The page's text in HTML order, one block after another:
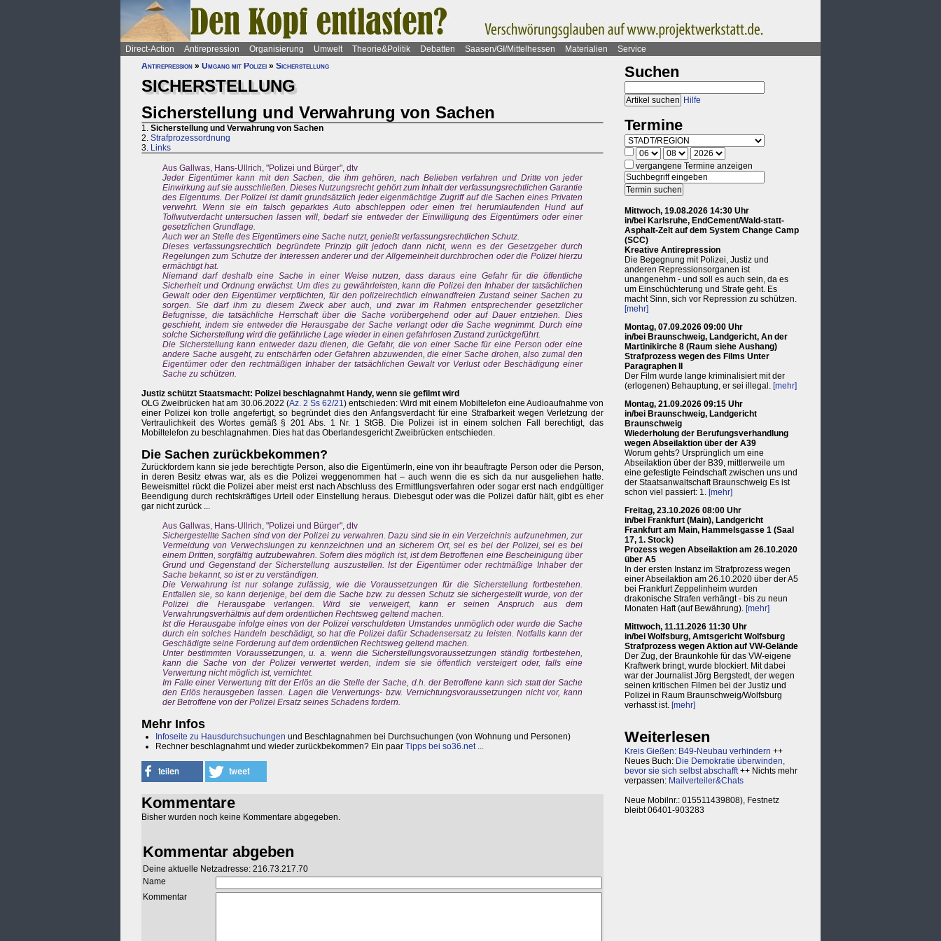
Direct-Action Antirepression Organisierung Umwelt Theorie&Politik Debatten Saasen/GI/Mittelhessen Materialien
Service
Antirepression » Umgang mit Polizei » Sicherstellung
SICHERSTELLUNG
Sicherstellung und Verwahrung von Sachen
1. Sicherstellung und Verwahrung von Sachen
2. Strafprozessordnung
3. Links
Aus Gallwas, Hans-Ullrich, "Polizei und Bürger", dtv
Jeder Eigentümer kann mit den Sachen, die ihm gehören, nach Belieben verfahren und Dritte von jeder
Einwirkung auf sie ausschließen. Dieses Nutzungsrecht gehört zum Inhalt der verfassungsrechtlichen Garantie
des Eigentums. Der Polizei ist damit grundsätzlich jeder eigenmächtige Zugriff auf die Sachen eines Privaten
verwehrt. Wenn sie ein falsch geparktes Auto abschleppen oder einen frei herumlaufenden Hund auf
Tollwutverdacht untersuchen lassen will, bedarf sie entweder der Einwilligung des Eigentümers oder einer
gesetzlichen Grundlage.
Auch wer an Stelle des Eigentümers eine Sache nutzt, genießt verfassungsrechtlichen Schutz.
Dieses verfassungsrechtlich begründete Prinzip gilt jedoch dann nicht, wenn es der Gesetzgeber durch
Regelungen zum Schutze der Interessen anderer und der Allgemeinheit durchbrochen oder die Polizei hierzu
ermächtigt hat.
Niemand darf deshalb eine Sache in einer Weise nutzen, dass daraus eine Gefahr für die öffentliche
Sicherheit und Ordnung erwächst. Um dies zu gewährleisten, kann die Polizei den Inhaber der tatsächlichen
Gewalt oder den Eigentümer verpflichten, für den polizeirechtlich einwandfreien Zustand seiner Sachen zu
sorgen. Sie darf ihm zu diesem Zweck aber auch, und zwar im Rahmen entsprechender gesetzlicher
Befugnisse, die tatsächliche Herrschaft über die Sache vorübergehend oder auf Dauer entziehen. Dies
geschieht, indem sie entweder die Herausgabe der Sache verlangt oder die Sache wegnimmt. Durch eine
solche Sicherstellung wird die gefährliche Lage wieder in einen gefahrlosen Zustand zurückgeführt.
Die Sicherstellung kann entweder dazu dienen, die Gefahr, die von einer Sache für eine Person oder eine
andere Sache ausgeht, zu entschärfen oder Gefahren abzuwenden, die einer Sache drohen, also zumal den
Eigentümer oder den rechtmäßigen Inhaber der tatsächlichen Gewalt vor Verlust oder Beschädigung einer
Sache zu schützen.
Justiz schützt Staatsmacht: Polizei beschlagnahmt Handy, wenn sie gefilmt wird
OLG Zweibrücken hat am 30.06.2022 (Az. 2 Ss 62/21) entschieden: Wird mit einem Mobiltelefon eine Audioaufnahme von
einer Polizei kon trolle angefertigt, so begründet dies den Anfangsverdacht für eine Strafbarkeit wegen Verletzung der
Vertraulichkeit des Wortes gemäß § 201 Abs. 1 Nr. 1 StGB. Die Polizei ist in einem solchen Fall berechtigt, das
Mobiltelefon zu beschlagnahmen. Dies hat das Oberlandesgericht Zweibrücken entschieden.
Die Sachen zurückbekommen?
Zurückfordern kann sie jede berechtigte Person, also die EigentümerIn, eine von ihr beauftragte Person oder die Person,
in deren Besitz etwas war, als es die Polizei weggenommen hat – auch wenn die es sich da nur ausgeliehen hatte.
Beweismittel rückt die Polizei aber meist erst nach Abschluss des Ermittlungsverfahren oder sogar erst nach endgültiger
Beendigung durch rechtskräftiges Urteil oder Einstellung heraus. Diebesgut oder was die Polizei dafür hält, gibt es eher
gar nicht zurück ...
Aus Gallwas, Hans-Ullrich, "Polizei und Bürger", dtv
Sichergestellte Sachen sind von der Polizei zu verwahren. Dazu sind sie in ein Verzeichnis aufzunehmen, zur
Vermeidung von Verwechslungen zu kennzeichnen und an sicherem Ort, sei es bei der Polizei, sei es bei
einem Dritten, sorgfältig aufzubewahren. Sofern dies möglich ist, ist dem Betroffenen eine Bescheinigung über
Grund und Gegenstand der Sicherstellung auszustellen. Ist der Eigentümer oder rechtmäßige Inhaber der
Sache bekannt, so ist er zu verständigen.
Die Verwahrung ist nur solange zulässig, wie die Voraussetzungen für die Sicherstellung fortbestehen.
Entfallen sie, so kann derjenige, bei dem die Sache bzw. zu dessen Schutz sie sichergestellt wurde, von der
Polizei die Herausgabe verlangen. Wird sie verweigert, kann er seinen Anspruch aus dem
Verwahrungsverhältnis auf dem ordentlichen Rechtsweg geltend machen.
Ist die Herausgabe infolge eines von der Polizei verschuldeten Umstandes unmöglich oder wurde die Sache
durch ein solches Handeln beschädigt, so hat die Polizei dafür Schadensersatz zu leisten. Notfalls kann der
Geschädigte seine Forderung auf dem ordentlichen Rechtsweg geltend machen.
Unter bestimmten Voraussetzungen, u. a. wenn die Sicherstellungsvoraussetzungen ständig fortbestehen,
kann die Sache von der Polizei verwertet werden, indem sie sie öffentlich versteigert oder, falls eine
Verwertung nicht möglich ist, vernichtet.
Im Falle einer Verwertung tritt der Erlös an die Stelle der Sache, d.h. der Betroffene kann sich statt der Sache
den Erlös herausgeben lassen. Lagen die Verwertungs- bzw. Vernichtungsvoraussetzungen nicht vor, kann
der Betroffene von der Polizei Ersatz seines Schadens fordern.
Mehr Infos
Infoseite zu Hausdurchsuchungen und Beschlagnahmen bei Durchsuchungen (von Wohnung und Personen)
Rechner beschlagnahmt und wieder zurückbekommen? Ein paar Tipps bei so36.net ...
Kommentare
Bisher wurden noch keine Kommentare abgegeben.
Kommentar abgeben
Deine aktuelle Netzadresse: 216.73.217.70
Name
Kommentar
Suchen
Hilfe
Termine
vergangene Termine anzeigen
Mittwoch, 19.08.2026 14:30 Uhr
in/bei Karlsruhe, EndCement/Wald-statt-
Asphalt-Zelt auf dem System Change Camp
(SCC)
Kreative Antirepression
Die Begegnung mit Polizei, Justiz und
anderen Repressionsorganen ist
unangenehm - und soll es auch sein, da es
um Einschüchterung und Strafe geht. Es
macht Sinn, sich vor Repression zu schützen.
[mehr]
Montag, 07.09.2026 09:00 Uhr
in/bei Braunschweig, Landgericht, An der
Martinikirche 8 (Raum siehe Aushang)
Strafprozess wegen des Films Unter
Paragraphen II
Der Film wurde lange kriminalisiert mit der
(erlogenen) Behauptung, er sei illegal. [mehr]
Montag, 21.09.2026 09:15 Uhr
in/bei Braunschweig, Landgericht
Braunschweig
Wiederholung der Berufungsverhandlung
wegen Abseilaktion über der A39
Worum gehts? Ursprünglich um eine
Abseilaktion über der B39, mittlerweile um
eine gefestigte Feindschaft zwischen uns und
der Staatsanwaltschaft Braunschweig Es ist
schon viel passiert: 1. [mehr]
Freitag, 23.10.2026 08:00 Uhr
in/bei Frankfurt (Main), Landgericht
Frankfurt am Main, Hammelsgasse 1 (Saal
17, 1. Stock)
Prozess wegen Abseilaktion am 26.10.2020
über A5
In der ersten Instanz im Strafprozess wegen
einer Abseilaktion am 26.10.2020 über der A5
bei Frankfurt Zeppelinheim wurden
drakonische Strafen verhängt - bis zu neun
Monaten Haft (auf Bewährung). [mehr]
Mittwoch, 11.11.2026 11:30 Uhr
in/bei Wolfsburg, Amtsgericht Wolfsburg
Strafprozess wegen Aktion auf VW-Gelände
Der Zug, der Braunkohle für das VW-eigene
Kraftwerk bringt, wurde blockiert. Mit dabei
war der Journalist Jörg Bergstedt, der wegen
seinen kritischen Filmen bei der Justiz und
Polizei in Raum Braunschweig/Wolfsburg
verhasst ist. [mehr]
Weiterlesen
Kreis Gießen: B49-Neubau verhindern ++
Neues Buch: Die Demokratie überwinden,
bevor sie sich selbst abschafft++ Nichts mehr
verpassen: Mailverteiler&Chats
Neue Mobilnr.: 015511439808), Festnetz
bleibt 06401-903283